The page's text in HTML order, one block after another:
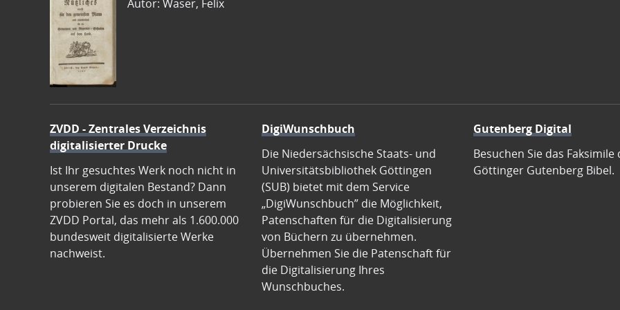
Autor: Waser, Felix
ZVDD - Zentrales Verzeichnis
digitalisierter Drucke
Ist Ihr gesuchtes Werk noch nicht in
unserem digitalen Bestand? Dann
probieren Sie es doch in unserem
ZVDD Portal, das mehr als 1.600.000
bundesweit digitalisierte Werke
nachweist.
DigiWunschbuch
Die Niedersächsische Staats- und
Universitätsbibliothek Göttingen
(SUB) bietet mit dem Service
„DigiWunschbuch” die Möglichkeit,
Patenschaften für die Digitalisierung
von Büchern zu übernehmen.
Übernehmen Sie die Patenschaft für
die Digitalisierung Ihres
Wunschbuches.
Gutenberg Digital
Besuchen Sie das Faksimile
Göttinger Gutenberg Bibel.